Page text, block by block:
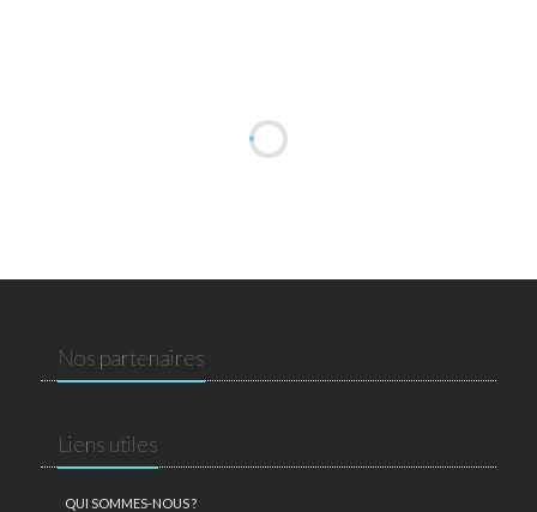
Nos partenaires
Liens utiles
QUI SOMMES-NOUS ?